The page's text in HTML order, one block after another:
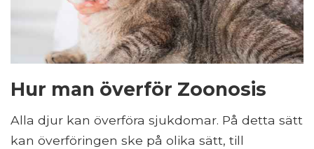
Hur man överför Zoonosis
Alla djur kan överföra sjukdomar. På detta sätt
kan överföringen ske på olika sätt, till